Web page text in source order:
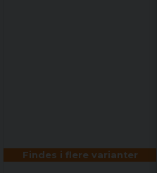
Findes i flere varianter